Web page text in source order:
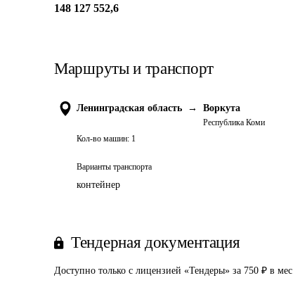
148 127 552,6
Маршруты и транспорт
Ленинградская область → Воркута
Республика Коми
Кол-во машин: 1
Варианты транспорта
контейнер
Тендерная документация
Доступно только с лицензией «Тендеры» за 750 ₽ в мес